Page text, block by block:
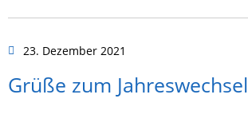
23. Dezember 2021
Grüße zum Jahreswechsel